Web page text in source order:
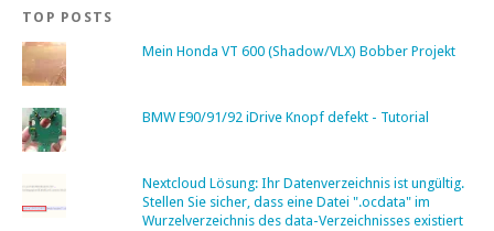
TOP POSTS
Mein Honda VT 600 (Shadow/VLX) Bobber Projekt
BMW E90/91/92 iDrive Knopf defekt - Tutorial
Nextcloud Lösung: Ihr Datenverzeichnis ist ungültig.
Stellen Sie sicher, dass eine Datei ".ocdata" im
Wurzelverzeichnis des data-Verzeichnisses existiert